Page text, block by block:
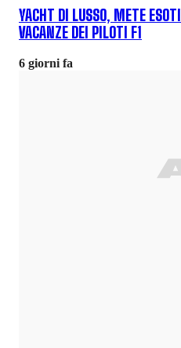
YACHT DI LUSSO, METE
VACANZE DEI PILOTI F1
6 giorni fa